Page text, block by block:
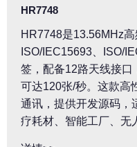
HR7748
HR7748是13.56MHz
ISO/IEC15693、ISO/
签，配备12路天线接
可达120张/秒。这款高
通讯，提供开发源码，
疗耗材、智能工厂、无